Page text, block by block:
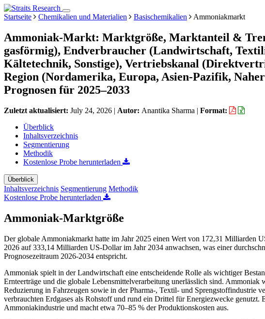
Startseite Chemikalien und Materialien Basischemikalien Ammoniakmarkt
Ammoniak-Markt: Marktgröße, Marktanteil &
gasförmig), Endverbraucher (Landwirtschaft,
Kältetechnik, Sonstige), Vertriebskanal
Region (Nordamerika, Europa, Asien-Pazifik,
Prognosen für 2025–2033
Zuletzt aktualisiert: July 24, 2026 | Autor: Anantika Sharma | Format:
Überblick
Inhaltsverzeichnis
Segmentierung
Methodik
Kostenlose Probe herunterladen
Überblick
Inhaltsverzeichnis Segmentierung Methodik
Kostenlose Probe herunterladen
Ammoniak-Marktgröße
Der globale Ammoniakmarkt hatte im Jahr 2025 einen Wert von 172,31 Milliarden
2026 auf 333,14 Milliarden US-Dollar im Jahr 2034 anwachsen, was einer
Prognosezeitraum 2026-2034 entspricht.
Ammoniak spielt in der Landwirtschaft eine entscheidende Rolle als wichtiger
Ernteerträge und die globale Lebensmittelverarbeitung unerlässlich sind.
Reduzierung in Fahrzeugen sowie in der Pharma-, Textil- und Sprengstoffindustrie
verbrauchten Erdgases als Rohstoff und rund ein Drittel für Energiezwecke genutzt.
Ammoniakindustrie und macht etwa 70–85 % der Produktionskosten aus.